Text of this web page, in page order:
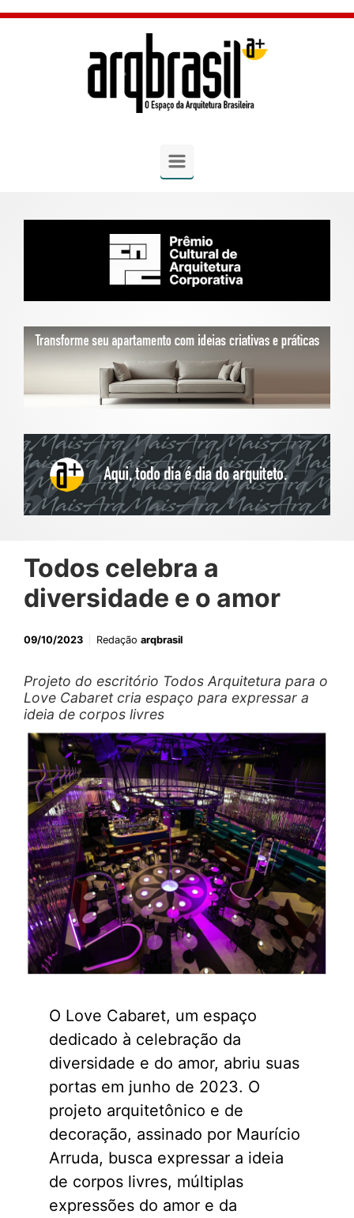
Skip to main content
Todos celebra a
diversidade e o amor
09/10/2023 Redação arqbrasil
Projeto do escritório Todos Arquitetura para o
Love Cabaret cria espaço para expressar a
ideia de corpos livres
O Love Cabaret, um espaço
dedicado à celebração da
diversidade e do amor, abriu suas
portas em junho de 2023. O
projeto arquitetônico e de
decoração, assinado por Maurício
Arruda, busca expressar a ideia
de corpos livres, múltiplas
expressões do amor e da